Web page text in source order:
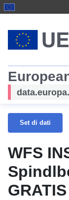
Set di dati
WFS
GRATIS